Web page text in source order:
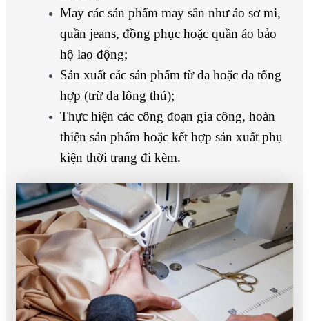
May các sản phẩm may sẵn như áo sơ mi,
quần jeans, đồng phục hoặc quần áo bảo
hộ lao động;
Sản xuất các sản phẩm từ da hoặc da tổng
hợp (trừ da lông thú);
Thực hiện các công đoạn gia công, hoàn
thiện sản phẩm hoặc kết hợp sản xuất phụ
kiện thời trang đi kèm.